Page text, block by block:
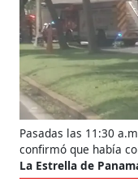
Pasadas las 11:30
confirmó que había
La Estrella de